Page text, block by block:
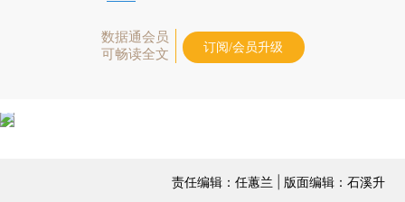
数据通会员
可畅读全文
订阅/会员升级
责任编辑：任蕙兰 | 版面编辑：石溪升